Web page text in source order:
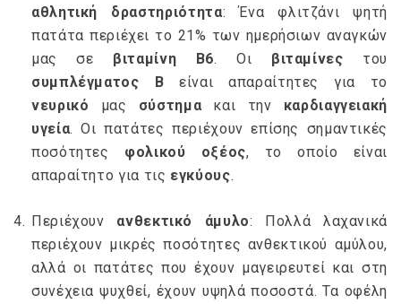
αθλητική δραστηριότητα: Ένα φλιτζάνι ψητή
πατάτα περιέχει το 21% των ημερήσιων αναγκών
μας σε βιταμίνη Β6. Οι βιταμίνες του
συμπλέγματος Β είναι απαραίτητες για το
νευρικό μας σύστημα και την καρδιαγγειακή
υγεία. Οι πατάτες περιέχουν επίσης σημαντικές
ποσότητες φολικού οξέος, το οποίο είναι
απαραίτητο για τις εγκύους.
Περιέχουν ανθεκτικό άμυλο: Πολλά λαχανικά
περιέχουν μικρές ποσότητες ανθεκτικού αμύλου,
αλλά οι πατάτες που έχουν μαγειρευτεί και στη
συνέχεια ψυχθεί, έχουν υψηλά ποσοστά. Τα οφέλη